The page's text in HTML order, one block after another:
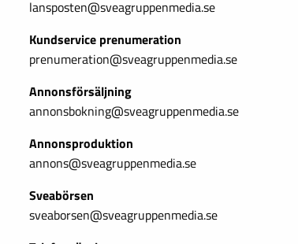
lansposten@sveagruppenmedia.se
Kundservice prenumeration
prenumeration@sveagruppenmedia.se
Annonsförsäljning
annonsbokning@sveagruppenmedia.se
Annonsproduktion
annons@sveagruppenmedia.se
Sveabörsen
sveaborsen@sveagruppenmedia.se